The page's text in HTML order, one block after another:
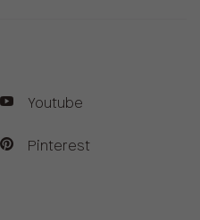
Youtube
Pinterest